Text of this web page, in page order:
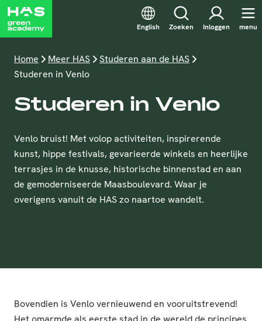
English Zoeken Inloggen menu
Home Meer HAS
Studeren aan de HAS
Studeren in Venlo
Studeren in Venlo
Venlo bruist! Met volop activiteiten, inspirerende
kunst, hippe festivals, gevarieerde winkels en heerlijke
terrasjes in de knusse, historische binnenstad en aan
de gemoderniseerde Maasboulevard. Waar je
overigens vanuit de HAS zo naartoe wandelt.
Bovendien is Venlo vernieuwend en vooruitstrevend!